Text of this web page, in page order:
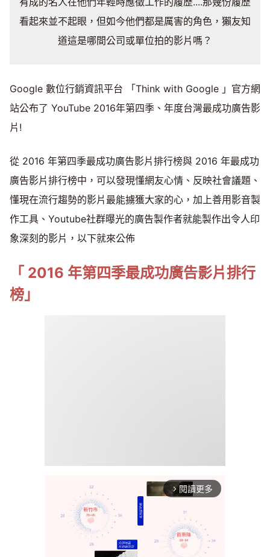
看起來並不起眼，但如今他們都是厲害的角色，獺友知
道這是哪間公司或單位拍的影片嗎？
Google 數位行銷資訊平台 「Think with Google 」官方網
站公布了 YouTube 2016年第四季、年度台灣最成功廣告影
片!
從 2016 年第四季最成功廣告影片排行榜與 2016 年最成功
廣告影片排行榜中，可以發現懂網友心情、反映社會議題、
懂現在流行趨勢的影片最能擄獲大家的心，加上善用影音製
作工具、Youtube社群曝光的廣告製作者就能製作出令人印
象深刻的影片，以下就來公佈
「 2016 年第四季最成功廣告影片排行
榜」
arrow_forward_ios 閱讀更多